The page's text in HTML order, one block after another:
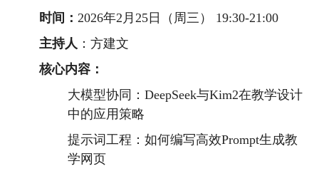
时间： 2026年2月25日（周三） 19:30-21:00
主持人 ：方建文
核心内容：
大模型协同：DeepSeek与Kim2在教学设计
中的应用策略
提示词工程：如何编写高效Prompt生成教
学网页